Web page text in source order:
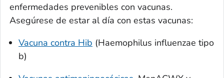
enfermedades prevenibles con vacunas.
Asegúrese de estar al día con estas vacunas:
Vacuna contra Hib (Haemophilus influenzae tipo
b)